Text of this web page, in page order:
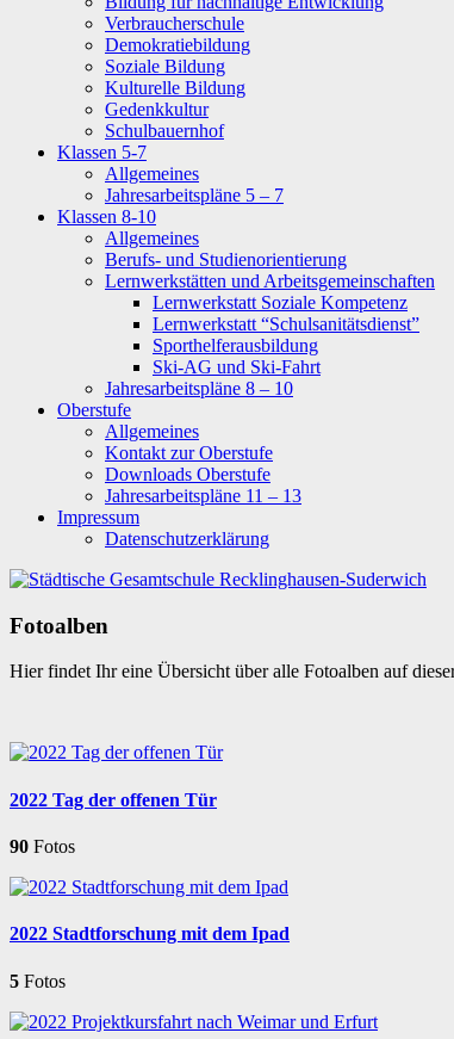
Verbraucherschule
Demokratiebildung
Soziale Bildung
Kulturelle Bildung
Gedenkkultur
Schulbauernhof
Klassen 5-7
Allgemeines
Jahresarbeitspläne 5 – 7
Klassen 8-10
Allgemeines
Berufs- und Studienorientierung
Lernwerkstätten und Arbeitsgemeinschaften
Lernwerkstatt Soziale Kompetenz
Lernwerkstatt “Schulsanitätsdienst”
Sporthelferausbildung
Ski-AG und Ski-Fahrt
Jahresarbeitspläne 8 – 10
Oberstufe
Allgemeines
Kontakt zur Oberstufe
Downloads Oberstufe
Jahresarbeitspläne 11 – 13
Impressum
Datenschutzerklärung
Fotoalben
Hier findet Ihr eine Übersicht über alle Fotoalben auf
2022 Tag der offenen Tür
90 Fotos
2022 Stadtforschung mit dem Ipad
5 Fotos